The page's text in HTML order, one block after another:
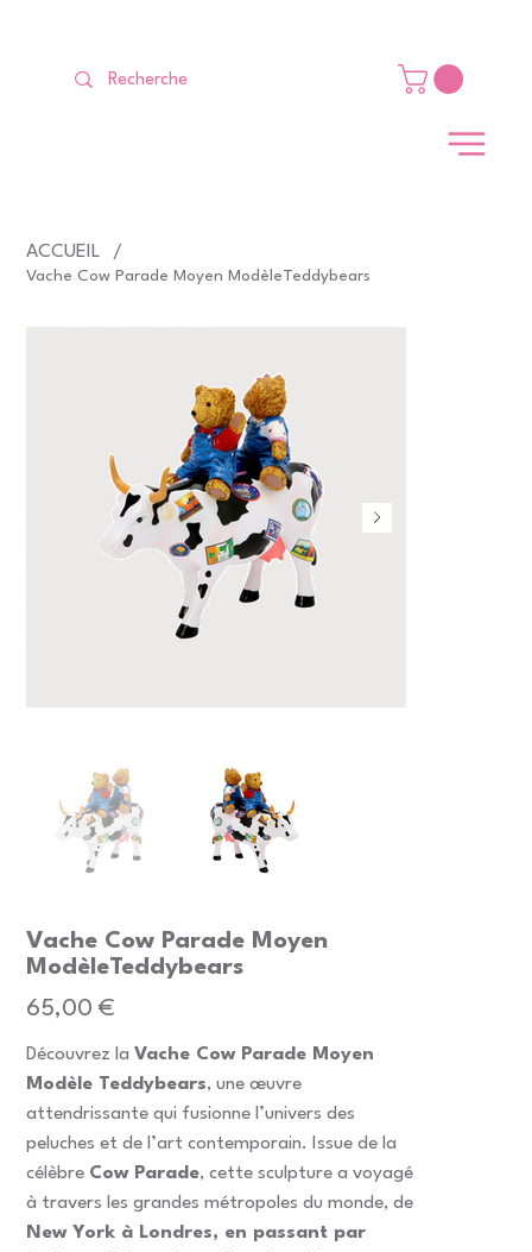
ACCUEIL /
Vache Cow Parade Moyen ModèleTeddybears
Vache Cow Parade Moyen
ModèleTeddybears
Prix
65,00 €
Découvrez laVache Cow Parade Moyen
Modèle Teddybears, une œuvre
attendrissante qui fusionne l’univers des
peluches et de l’art contemporain. Issue de la
célèbre Cow Parade, cette sculpture a voyagé
à travers les grandes métropoles du monde, de
New York à Londres, en passant par